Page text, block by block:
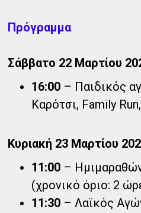
Πρόγραμμα
Σάββατο 22 Μαρτίου
16:00 – Παιδικός
Kαρότσι, Family
Κυριακή 23 Μαρτίου
11:00 –
(χρονικό όριο: 2
11:30 – Λαϊκός